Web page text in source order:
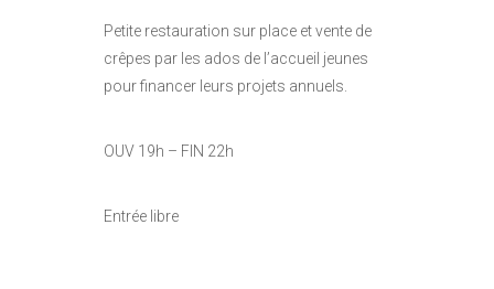
Petite restauration sur place et vente de
crêpes par les ados de l’accueil jeunes
pour financer leurs projets annuels.
OUV 19h – FIN 22h
Entrée libre